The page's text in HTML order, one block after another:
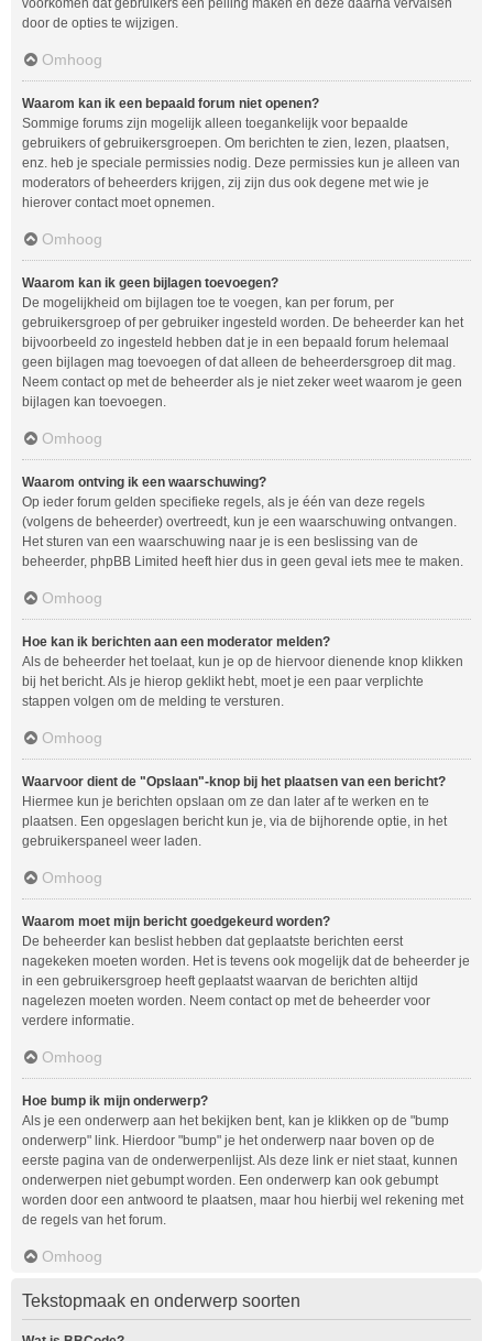
voorkomen dat gebruikers een peiling maken en deze daarna vervalsen
door de opties te wijzigen.
Omhoog
Waarom kan ik een bepaald forum niet openen?
Sommige forums zijn mogelijk alleen toegankelijk voor bepaalde
gebruikers of gebruikersgroepen. Om berichten te zien, lezen, plaatsen,
enz. heb je speciale permissies nodig. Deze permissies kun je alleen van
moderators of beheerders krijgen, zij zijn dus ook degene met wie je
hierover contact moet opnemen.
Omhoog
Waarom kan ik geen bijlagen toevoegen?
De mogelijkheid om bijlagen toe te voegen, kan per forum, per
gebruikersgroep of per gebruiker ingesteld worden. De beheerder kan het
bijvoorbeeld zo ingesteld hebben dat je in een bepaald forum helemaal
geen bijlagen mag toevoegen of dat alleen de beheerdersgroep dit mag.
Neem contact op met de beheerder als je niet zeker weet waarom je geen
bijlagen kan toevoegen.
Omhoog
Waarom ontving ik een waarschuwing?
Op ieder forum gelden specifieke regels, als je één van deze regels
(volgens de beheerder) overtreedt, kun je een waarschuwing ontvangen.
Het sturen van een waarschuwing naar je is een beslissing van de
beheerder, phpBB Limited heeft hier dus in geen geval iets mee te maken.
Omhoog
Hoe kan ik berichten aan een moderator melden?
Als de beheerder het toelaat, kun je op de hiervoor dienende knop klikken
bij het bericht. Als je hierop geklikt hebt, moet je een paar verplichte
stappen volgen om de melding te versturen.
Omhoog
Waarvoor dient de "Opslaan"-knop bij het plaatsen van een bericht?
Hiermee kun je berichten opslaan om ze dan later af te werken en te
plaatsen. Een opgeslagen bericht kun je, via de bijhorende optie, in het
gebruikerspaneel weer laden.
Omhoog
Waarom moet mijn bericht goedgekeurd worden?
De beheerder kan beslist hebben dat geplaatste berichten eerst
nagekeken moeten worden. Het is tevens ook mogelijk dat de beheerder je
in een gebruikersgroep heeft geplaatst waarvan de berichten altijd
nagelezen moeten worden. Neem contact op met de beheerder voor
verdere informatie.
Omhoog
Hoe bump ik mijn onderwerp?
Als je een onderwerp aan het bekijken bent, kan je klikken op de "bump
onderwerp" link. Hierdoor "bump" je het onderwerp naar boven op de
eerste pagina van de onderwerpenlijst. Als deze link er niet staat, kunnen
onderwerpen niet gebumpt worden. Een onderwerp kan ook gebumpt
worden door een antwoord te plaatsen, maar hou hierbij wel rekening met
de regels van het forum.
Omhoog
Tekstopmaak en onderwerp soorten